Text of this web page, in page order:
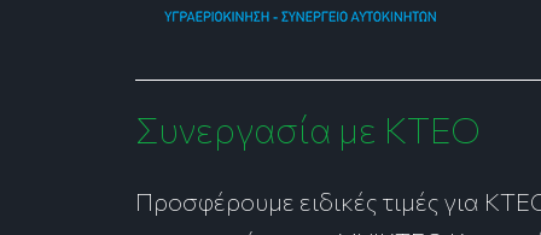
Συνεργασία με ΚΤΕΟ
Προσφέρουμε ειδικές τιμές για